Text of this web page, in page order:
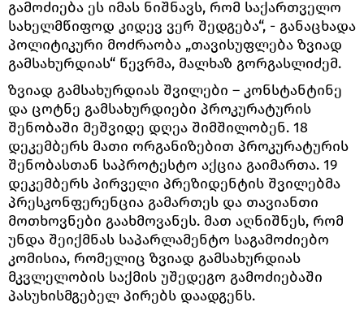
გამოძიება ეს იმას ნიშნავს, რომ საქართველო
სახელმწიფოდ კიდევ ვერ შედგება“, - განაცხადა
პოლიტიკური მოძრაობა „თავისუფლება ზვიად
გამსახურდიას“ წევრმა, მალხაზ გორგასლიძემ.
ზვიად გამსახურდიას შვილები – კონსტანტინე
და ცოტნე გამსახურდიები პროკურატურის
შენობაში მეშვიდე დღეა შიმშილობენ. 18
დეკემბერს მათი ორგანიზებით პროკურატურის
შენობასთან საპროტესტო აქცია გაიმართა. 19
დეკემბერს პირველი პრეზიდენტის შვილებმა
პრესკონფერენცია გამართეს და თავიანთი
მოთხოვნები გაახმოვანეს. მათ აღნიშნეს, რომ
უნდა შეიქმნას საპარლამენტო საგამოძიებო
კომისია, რომელიც ზვიად გამსახურდიას
მკვლელობის საქმის უშედეგო გამოძიებაში
პასუხისმგებელ პირებს დაადგენს.